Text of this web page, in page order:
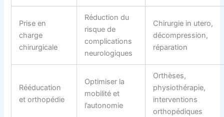
Prise en
charge
chirurgicale
Réduction du
risque de
complications
neurologiques
Chirurgie in utero,
décompression,
réparation
Rééducation
et orthopédie
Optimiser la
mobilité et
l’autonomie
Orthèses,
physiothérapie,
interventions
orthopédiques